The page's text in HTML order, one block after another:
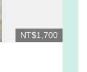
NT$1,700